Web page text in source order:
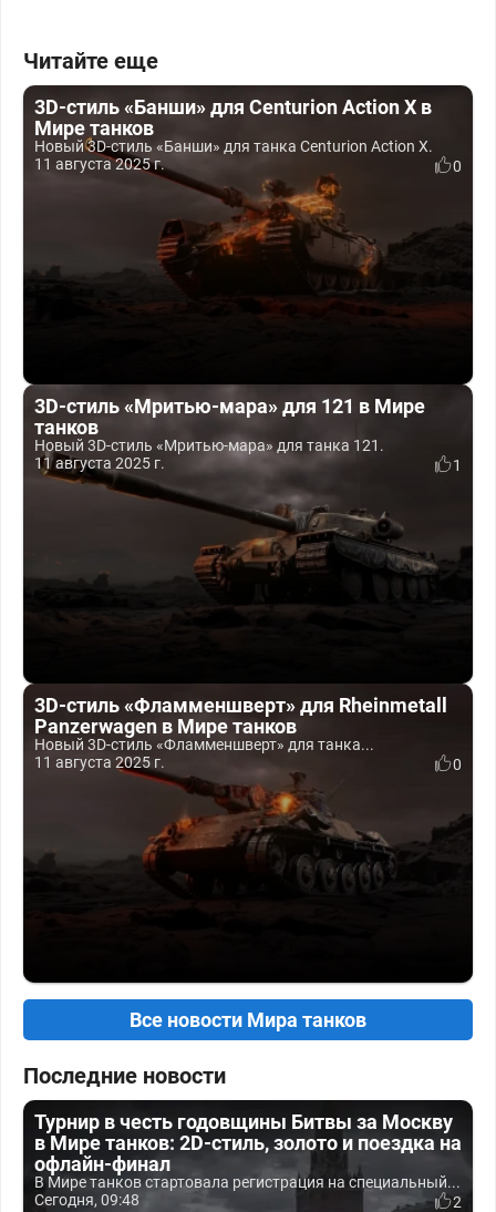
Читайте еще
3D-стиль «Банши» для Centurion Action X в
Мире танков
Новый 3D-стиль «Банши» для танка Centurion Action X.
11 августа 2025 г.
0
3D-стиль «Мритью-мара» для 121 в Мире
танков
Новый 3D-стиль «Мритью-мара» для танка 121.
11 августа 2025 г.
1
3D-стиль «Фламменшверт» для Rheinmetall
Panzerwagen в Мире танков
Новый 3D-стиль «Фламменшверт» для танка...
11 августа 2025 г.
0
Все новости Мира танков
Последние новости
Турнир в честь годовщины Битвы за Москву
в Мире танков: 2D-стиль, золото и поездка на
офлайн-финал
В Мире танков стартовала регистрация на специальный...
Сегодня, 09:48
2